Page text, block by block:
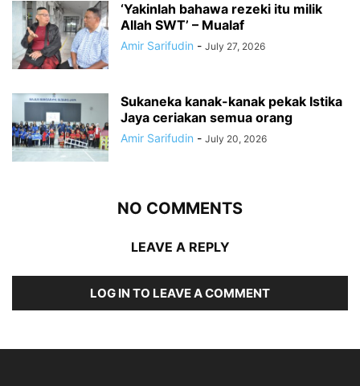
‘Yakinlah bahawa rezeki itu milik
Allah SWT’ – Mualaf
Amir Sarifudin - July 27, 2026
Sukaneka kanak-kanak pekak Istika
Jaya ceriakan semua orang
Amir Sarifudin - July 20, 2026
NO COMMENTS
LEAVE A REPLY
LOG IN TO LEAVE A COMMENT